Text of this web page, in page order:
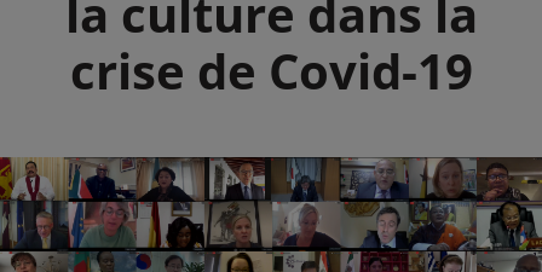
la culture dans la
crise de Covid-19